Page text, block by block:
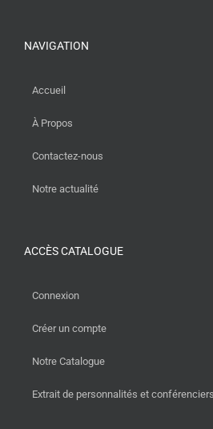
NAVIGATION
Accueil
À Propos
Contactez-nous
Notre actualité
ACCÈS CATALOGUE
Connexion
Créer un compte
Notre Catalogue
Extrait de personnalités et conférenciers